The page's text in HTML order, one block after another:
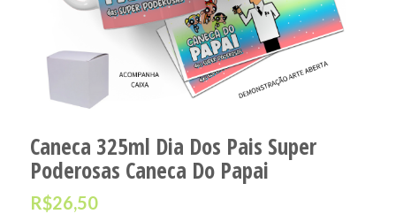
Caneca 325ml Dia Dos Pais Super
Poderosas Caneca Do Papai
R$26,50